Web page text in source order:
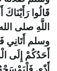
قَالُوا
اللَّهِ صلى
وسلم أَتَانِي
أَحَدُكُمْ إِلَى